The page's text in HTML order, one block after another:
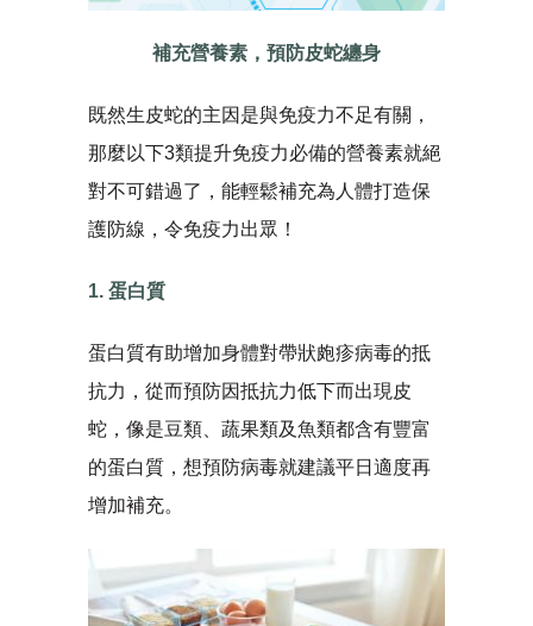
補充營養素，預防皮蛇纏身
既然生皮蛇的主因是與免疫力不足有關，
那麼以下3類提升免疫力必備的營養素就絕
對不可錯過了，能輕鬆補充為人體打造保
護防線，令免疫力出眾！
1. 蛋白質
蛋白質有助增加身體對帶狀皰疹病毒的抵
抗力，從而預防因抵抗力低下而出現皮
蛇，像是豆類、蔬果類及魚類都含有豐富
的蛋白質，想預防病毒就建議平日適度再
增加補充。